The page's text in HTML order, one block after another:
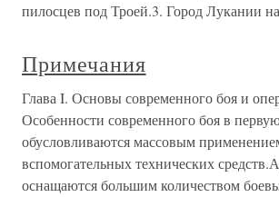
пилосцев под Троей.3. Город Лукании на
Примечания
Глава I. Основы современного боя и
Особенности современного боя в
обусловливаются массовым
вспомогательных технических
оснащаются большим количеством